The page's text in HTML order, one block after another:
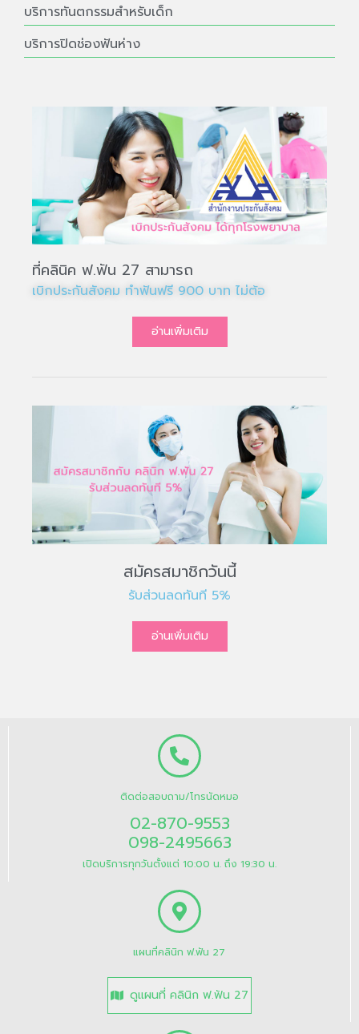
บริการทันตกรรมสำหรับเด็ก
บริการปิดช่องฟันห่าง
ที่คลินิค ฟ.ฟัน 27 สามารถ
เบิกประกันสังคม ทำฟันฟรี 900 บาท ไม่ต้องสำร
อ่านเพิ่มเติม
สมัครสมาชิกวันนี้
รับส่วนลดทันที 5%
อ่านเพิ่มเติม
ติดต่อสอบถาม/โทรนัดหมอ
02-870-9553
098-2495663
เปิดบริการทุกวันตั้งแต่ 10:00 น. ถึง 19:30 น.
แผนที่คลินิก ฟ.ฟัน 27
ดูแผนที่ คลินิก ฟ.ฟัน 27